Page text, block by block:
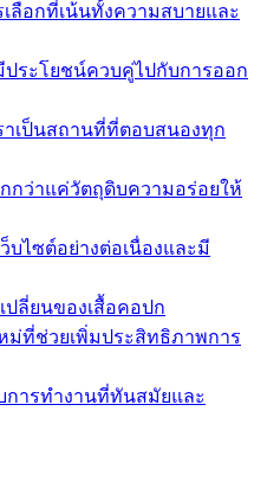
ลือกที่เน้นทั้งความสบายและ
ระโยชน์ควบคู่ไปกับการออก
าเป็นสถานที่ที่ตอบสนองทุก
กว่าแค่วัตถุดิบความอร่อยให้
บไซต์อย่างต่อเนื่องและมี
ปลี่ยนของเสื้อคอปก
ม่ที่ช่วยเพิ่มประสิทธิภาพการ
การทำงานที่ทันสมัยและ